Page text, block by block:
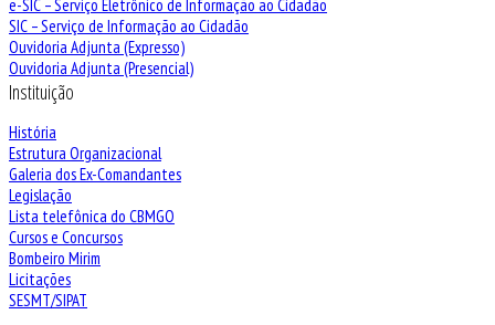
e-SIC – Serviço Eletrônico de Informação ao Cidadão
SIC – Serviço de Informação ao Cidadão
Ouvidoria Adjunta (Expresso)
Ouvidoria Adjunta (Presencial)
Instituição
História
Estrutura Organizacional
Galeria dos Ex-Comandantes
Legislação
Lista telefônica do CBMGO
Cursos e Concursos
Bombeiro Mirim
Licitações
SESMT/SIPAT